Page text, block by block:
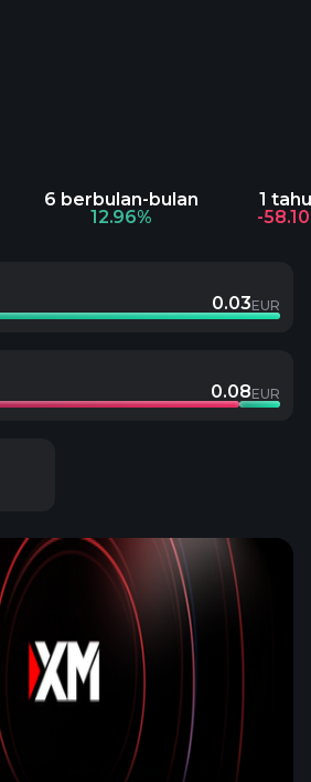
6 berbulan-bulan
12.96%
1
-
0.03EUR
0.08EUR